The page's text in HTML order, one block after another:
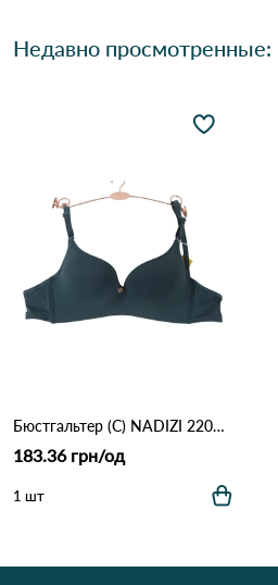
Недавно просмотренные:
Бюстгальтер (С) NADIZI 2206 3,2 Темно-зеленый
183.36 грн/од
1 шт